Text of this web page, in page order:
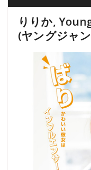
りりか,
(ヤングジャ